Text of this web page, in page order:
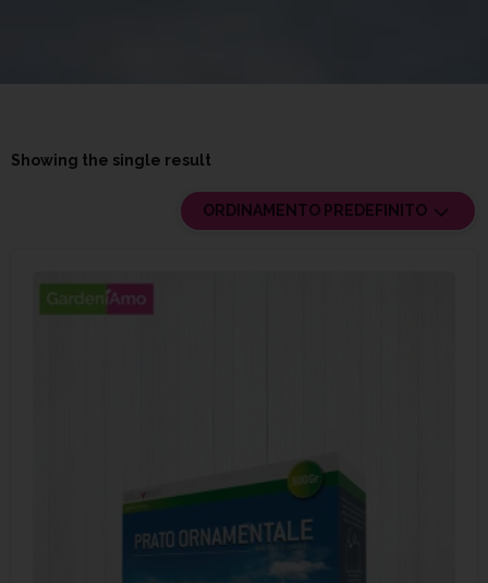
Showing the single result
ORDINAMENTO PREDEFINITO